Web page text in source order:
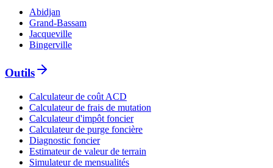
Abidjan
Grand-Bassam
Jacqueville
Bingerville
Outils
Calculateur de coût ACD
Calculateur de frais de mutation
Calculateur d'impôt foncier
Calculateur de purge foncière
Diagnostic foncier
Estimateur de valeur de terrain
Simulateur de mensualités